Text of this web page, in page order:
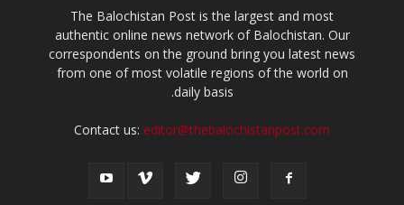
The Balochistan Post is the largest and most
authentic online news network of Balochistan. Our
correspondents on the ground bring you latest news
from one of most volatile regions of the world on
daily basis.
Contact us: editor@thebalochistanpost.com